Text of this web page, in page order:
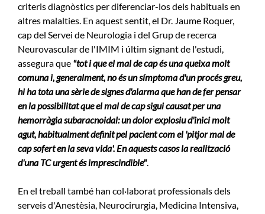
criteris diagnòstics per diferenciar-los dels habituals en
altres malalties. En aquest sentit, el Dr. Jaume Roquer,
cap del Servei de Neurologia i del Grup de recerca
Neurovascular de l'IMIM i últim signant de l'estudi,
assegura que "tot i que el mal de cap és una queixa molt
comuna i, generalment, no és un símptoma d'un procés greu,
hi ha tota una sèrie de signes d'alarma que han de fer pensar
en la possibilitat que el mal de cap sigui causat per una
hemorràgia subaracnoidal: un dolor explosiu d'inici molt
agut, habitualment definit pel pacient com el 'pitjor mal de
cap sofert en la seva vida'. En aquests casos la realització
d'una TC urgent és imprescindible".
En el treball també han col·laborat professionals dels
serveis d'Anestèsia, Neurocirurgia, Medicina Intensiva,